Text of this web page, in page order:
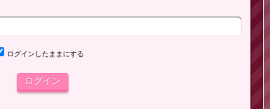
ログインしたままにする